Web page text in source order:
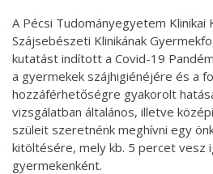
A Pécsi Tudományegyetem Klinikai
Szájsebészeti Klinikának
kutatást indított a Covid-19
a gyermekek szájhigiénéjére és a
hozzáférhetőségre gyakorolt
vizsgálatban általános, illetve
szüleit szeretnénk meghívni egy
kitöltésére, mely kb. 5 percet vesz
gyermekenként.